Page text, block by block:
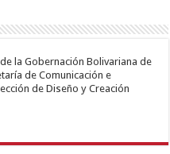
la Gobernación Bolivariana de
de Comunicación e
de Diseño y Creación